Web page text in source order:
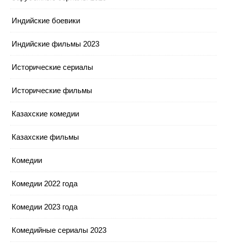
Индийские боевики
Индийские фильмы 2023
Исторические сериалы
Исторические фильмы
Казахские комедии
Казахские фильмы
Комедии
Комедии 2022 года
Комедии 2023 года
Комедийные сериалы 2023